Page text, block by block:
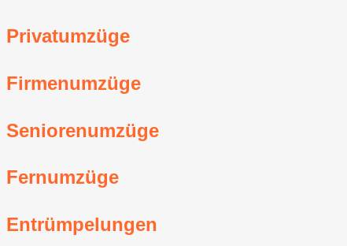
Privatumzüge
Firmenumzüge
Seniorenumzüge
Fernumzüge
Entrümpelungen